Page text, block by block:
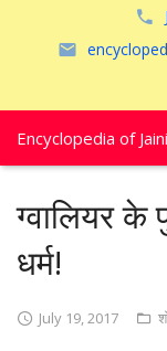
Encyclopedia of
पूजायें
ग्वालियर के
धर्म!
July 19, 2017